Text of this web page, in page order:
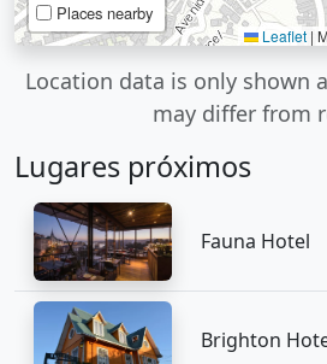
Places nearby
Leaflet |
Location data is only shown
may differ from
Lugares próximos
Fauna Hotel
Brighton